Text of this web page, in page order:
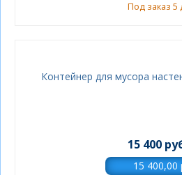
Под заказ 5
Контейнер для мусора
15 400